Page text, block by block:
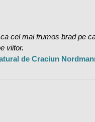
cel mai frumos brad pe
viitor.
de Craciun